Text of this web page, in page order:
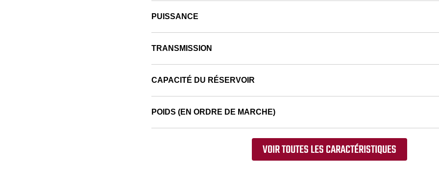
PUISSANCE
TRANSMISSION
CAPACITÉ DU RÉSERVOIR
POIDS (EN ORDRE DE MARCHE)
VOIR TOUTES LES CARACTÉRISTIQUES